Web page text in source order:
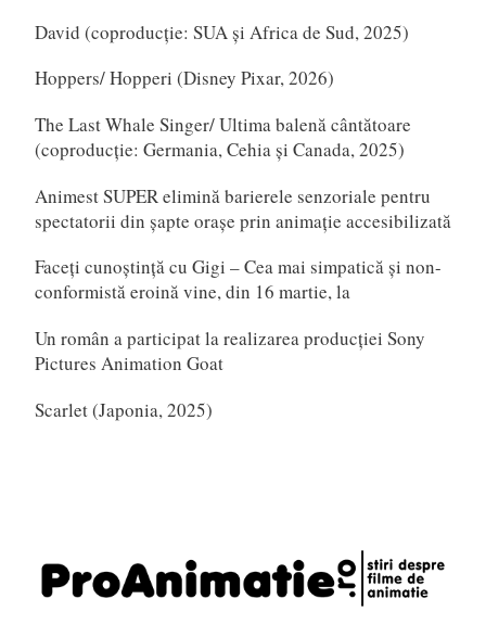
David (coproducție: SUA și Africa de Sud, 2025)
Hoppers/ Hopperi (Disney Pixar, 2026)
The Last Whale Singer/ Ultima balenă cântătoare
(coproducție: Germania, Cehia și Canada, 2025)
Animest SUPER elimină barierele senzoriale pentru
spectatorii din șapte orașe prin animație accesibilizată
Faceți cunoștință cu Gigi – Cea mai simpatică și non-
conformistă eroină vine, din 16 martie, la
Un român a participat la realizarea producției Sony
Pictures Animation Goat
Scarlet (Japonia, 2025)